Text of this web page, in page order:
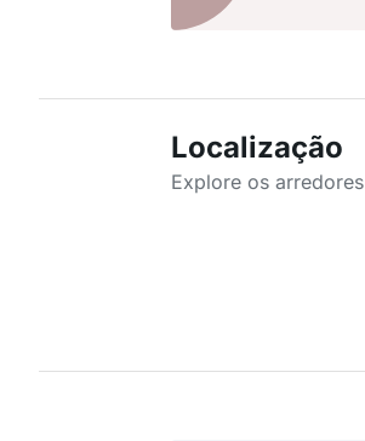
Localização
Explore os arredores